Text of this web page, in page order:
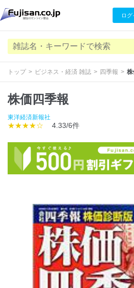
ログ
トップ ビジネス・経済 雑誌 四季報 株
株価四季報
東洋経済新報社
★★★★☆ 4.33/6件